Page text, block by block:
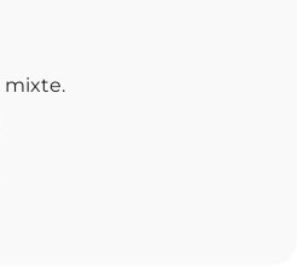
mixte.